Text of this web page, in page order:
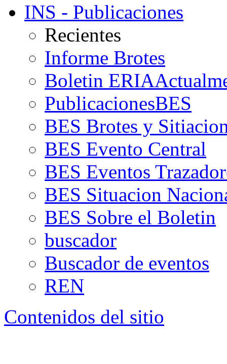
INS - Publicaciones
Recientes
Informe Brotes
Boletin ERIA
PublicacionesBES
BES Brotes y
BES Evento Central
BES Eventos
BES Situacion
BES Sobre el Boletin
buscador
Buscador de eventos
REN
Contenidos del sitio